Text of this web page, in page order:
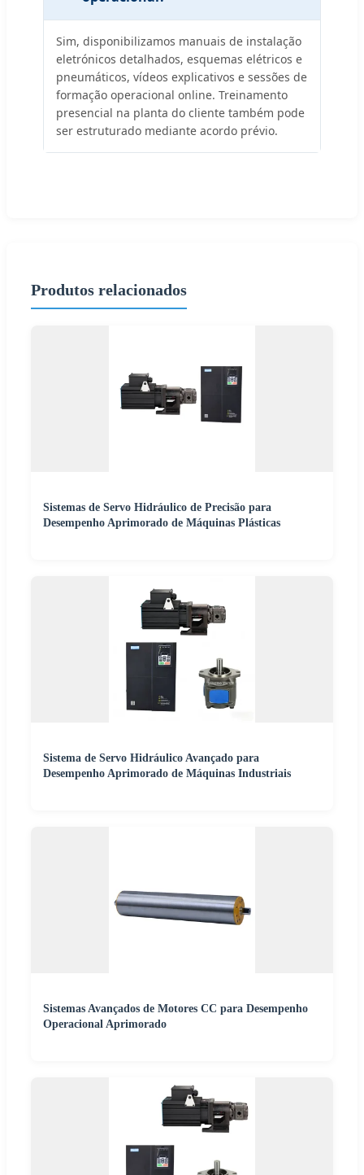
Sim, disponibilizamos manuais de instalação
eletrónicos detalhados, esquemas elétricos e
pneumáticos, vídeos explicativos e sessões de
formação operacional online. Treinamento
presencial na planta do cliente também pode
ser estruturado mediante acordo prévio.
Produtos relacionados
Sistemas de Servo Hidráulico de Precisão para
Desempenho Aprimorado de Máquinas Plásticas
Sistema de Servo Hidráulico Avançado para
Desempenho Aprimorado de Máquinas Industriais
Sistemas Avançados de Motores CC para Desempenho
Operacional Aprimorado